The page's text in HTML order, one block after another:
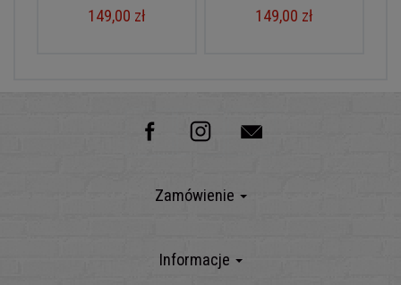
149,00 zł 149,00 zł
Zamówienie
Informacje